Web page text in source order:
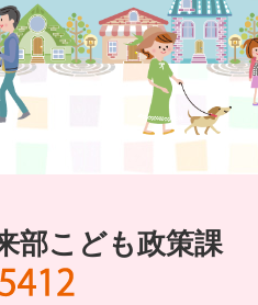
部こども政策課